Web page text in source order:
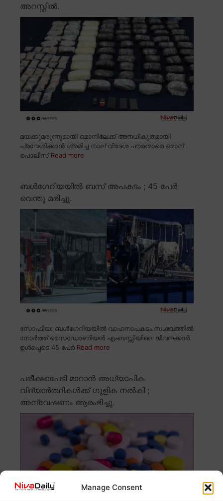
Manage Consent
അറസ്റ്റിൽ.
മയക്കുമരുന്നുമായി ഒമാനിലേക്ക് അനധികൃതമായി
പ്രവേശിക്കാൻ ശ്രമിച്ച നാല് വിദേശ പൗരന്മാരെ ഒമാന്
പൊലീസ്Read more
ബൾഗേറിയയിൽ ബസ് അപകടം ; 45 പേർ
വെന്തു മരിച്ചു.
സോഫിയ: ബൾഗേറിയയിൽ വാഹനാപകടം.സംഭവത്തിൽ
നോർത്ത് മെസഡോണിയൻ എംബസ്സിയിലെ ജീവനക്കാർ
ഉൾപ്പെടെ 45 പേർ Read more
പരീക്ഷാപേടി മാറാൻ അധ്യാപിക
വിദ്യാർത്ഥികൾക്ക് ഗുളിക നൽകി ;
അന്വേഷണം ആരംഭിച്ചു.